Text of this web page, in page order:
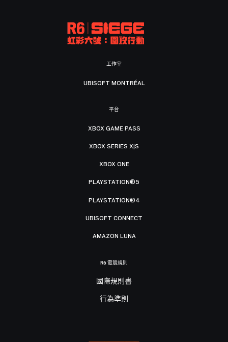
工作室
UBISOFT MONTRÉAL
平台
XBOX GAME PASS
XBOX SERIES X|S
XBOX ONE
PLAYSTATION®5
PLAYSTATION®4
UBISOFT CONNECT
AMAZON LUNA
R6 電競規則
國際規則書
行為準則